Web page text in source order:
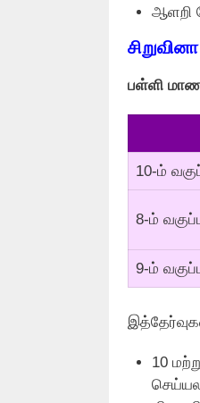
ஆளறி
சிறுவினா
பள்ளி
10-ம்
8-ம்
9-ம்
10